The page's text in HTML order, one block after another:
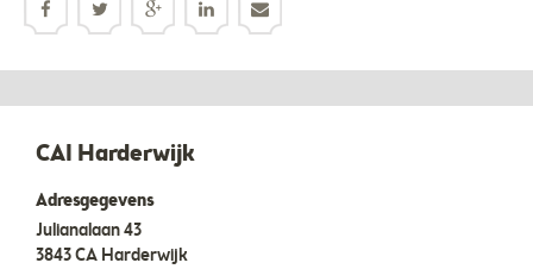
CAI Harderwijk
Adresgegevens
Julianalaan 43
3843 CA Harderwijk